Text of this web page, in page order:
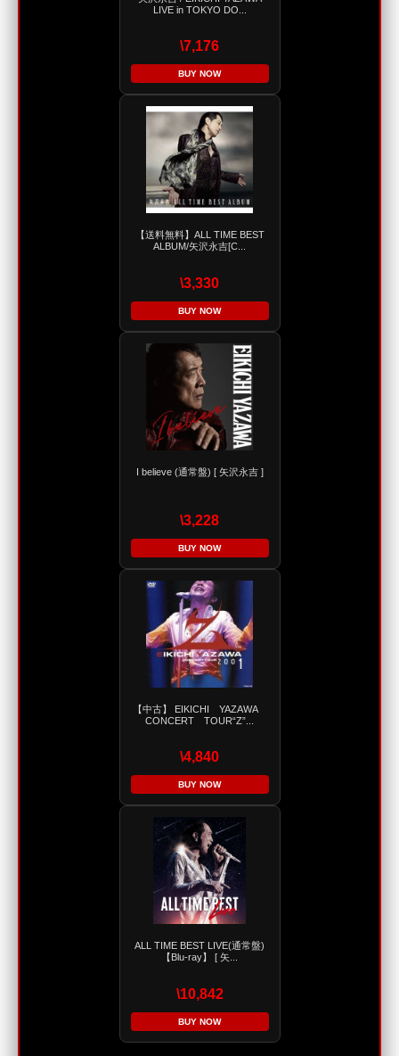
LIVE in TOKYO DO...
\7,176
BUY NOW
【送料無料】ALL TIME BEST
ALBUM/矢沢永吉[C...
\3,330
BUY NOW
I believe (通常盤) [ 矢沢永吉 ]
\3,228
BUY NOW
【中古】 EIKICHI YAZAWA
CONCERT TOUR“Z”...
\4,840
BUY NOW
ALL TIME BEST LIVE(通常盤)
【Blu-ray】 [ 矢...
\10,842
BUY NOW